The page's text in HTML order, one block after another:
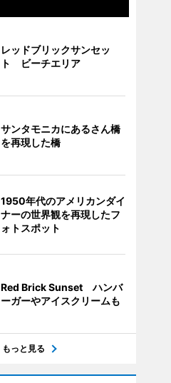
レッドブリックサンセッ
ト ビーチエリア
サンタモニカにあるさん橋
を再現した橋
1950年代のアメリカンダイ
ナーの世界観を再現したフ
ォトスポット
Red Brick Sunset ハンバ
ーガーやアイスクリームも
もっと見る